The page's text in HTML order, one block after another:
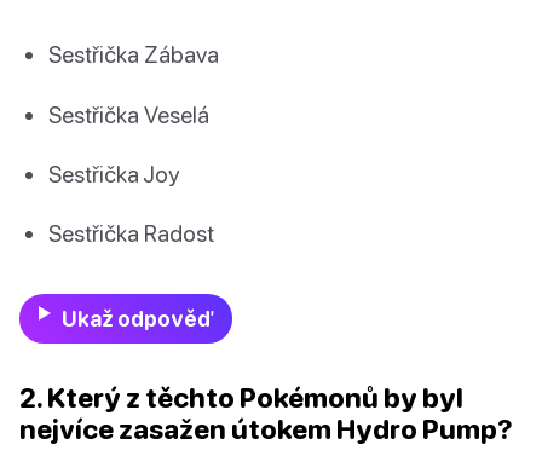
Sestřička Zábava
Sestřička Veselá
Sestřička Joy
Sestřička Radost
Ukaž odpověď
2. Který z těchto Pokémonů by byl
nejvíce zasažen útokem Hydro Pump?